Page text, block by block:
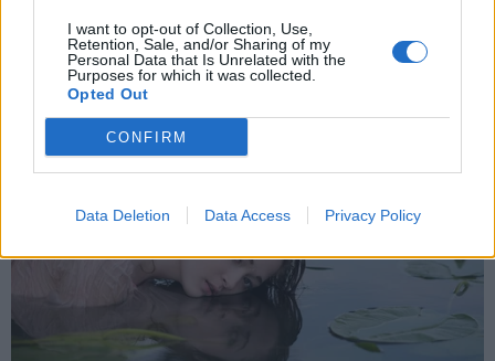
I want to opt-out of Collection, Use,
Retention, Sale, and/or Sharing of my
Personal Data that Is Unrelated with the
Purposes for which it was collected.
Opted Out
CONFIRM
Data Deletion Data Access Privacy Policy
X